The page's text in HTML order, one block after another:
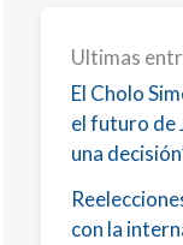
Ultimas
El Cholo
el futuro de
una
con la